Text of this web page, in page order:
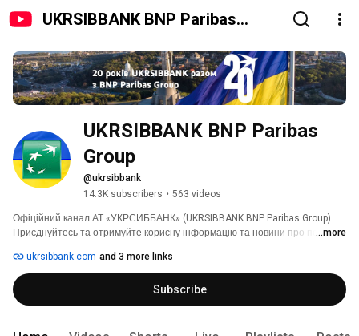
UKRSIBBANK BNP Paribas
UKRSIBBANK BNP Paribas
Group
@ukrsibbank
14.3K subscribers • 563 videos
Офіційний канал АТ «УКРСИББАНК» (UKRSIBBANK BNP Paribas Group).
Приєднуйтесь та отримуйте корисну інформацію та новини про послуги
...more
ukrsibbank.com and 3 more links
Subscribe